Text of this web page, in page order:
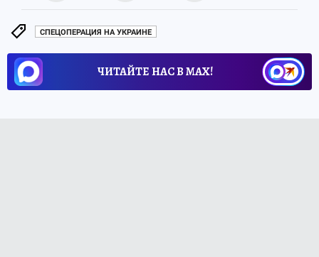
СПЕЦОПЕРАЦИЯ НА УКРАИНЕ
ЧИТАЙТЕ НАС В МАХ!